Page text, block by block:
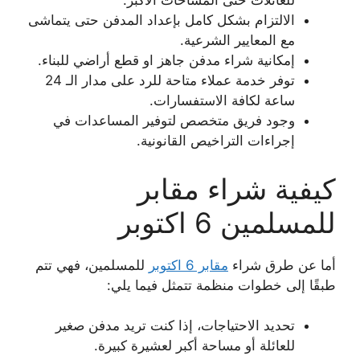
الالتزام بشكل كامل بإعداد المدفن حتى يتماشى
مع المعايير الشرعية.
إمكانية شراء مدفن جاهز او قطع أراضي للبناء.
توفر خدمة عملاء متاحة للرد على مدار الـ 24
ساعة لكافة الاستفسارات.
وجود فريق متخصص لتوفير المساعدات في
إجراءات التراخيص القانونية.
كيفية شراء مقابر
للمسلمين 6 اكتوبر
أما عن طرق شراء مقابر 6 اكتوبر
للمسلمين، فهي تتم
طبقًا إلى خطوات منظمة تتمثل فيما يلي:
تحديد الاحتياجات، إذا كنت تريد مدفن صغير
للعائلة أو مساحة أكبر لعشيرة كبيرة.